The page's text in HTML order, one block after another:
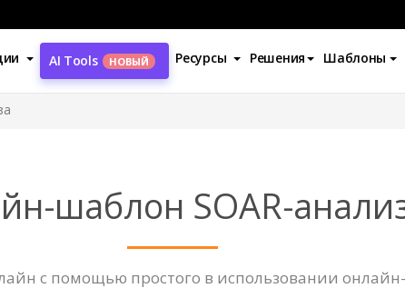
AI Tools НОВЫЙ Ресурсы Решения Шаблоны
шаблон SOAR-
с помощью простого в использовании